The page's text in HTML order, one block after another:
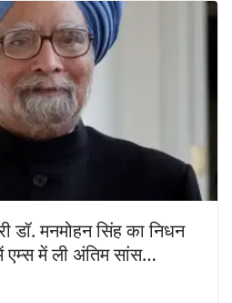
डॉ. मनमोहन सिंह का निधन
एम्स में ली अंतिम सांस…